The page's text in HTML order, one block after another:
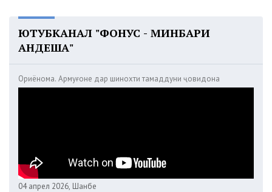
ЮТУБКАНАЛ "ФОНУС - МИНБАРИ
АНДЕША"
Ориёнома. Армуғоне дар шинохти тамаддуни ҷовидона
04 апрел 2026, Шанбе